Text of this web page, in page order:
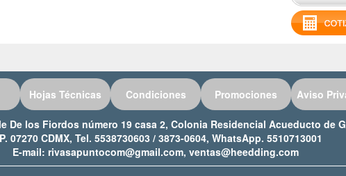
Hojas Técnicas Condiciones Promociones Aviso
De los Fiordos número 19 casa 2, Colonia Residencial Acueducto de
07270 CDMX, Tel. 5538730603 / 3873-0604, WhatsApp. 5510713001
E-mail: rivasapuntocom@gmail.com, ventas@heedding.com